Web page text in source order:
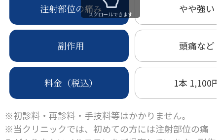
注射部位の痛み やや強い
副作用 頭痛など
料金（税込） 1本 1,100円
スクロールできます
※初診料・再診料・手技料等はかかりません。
※当クリニックでは、初めての方には注射部位の痛